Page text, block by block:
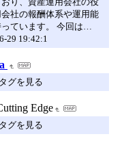
社の報酬体系や運用能
ています。 今回は…
29 19:42:1
グを見る
Edge
グを見る